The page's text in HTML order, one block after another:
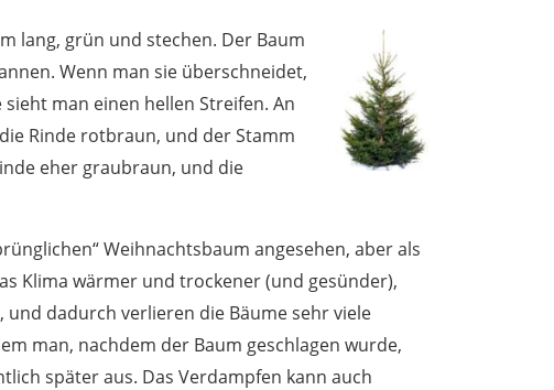
lang, grün und stechen. Der Baum
Wenn man sie überschneidet,
man einen hellen Streifen. An
Rinde rotbraun, und der Stamm
eher graubraun, und die
Weihnachtsbaum angesehen, aber als
Klima wärmer und trockener (und gesünder),
dadurch verlieren die Bäume sehr viele
man, nachdem der Baum geschlagen wurde,
später aus. Das Verdampfen kann auch